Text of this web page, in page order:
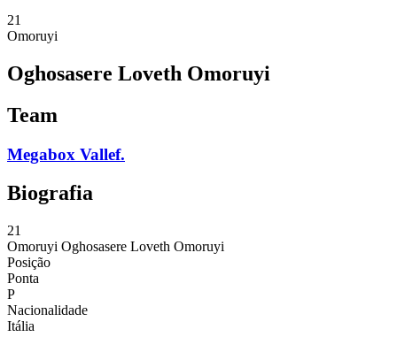
21
Omoruyi
Oghosasere Loveth Omoruyi
Team
Megabox Vallef.
Biografia
21
Omoruyi Oghosasere Loveth Omoruyi
Posição
Ponta
P
Nacionalidade
Itália